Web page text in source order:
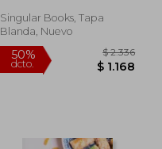
Singular Books, Tapa
Blanda, Nuevo